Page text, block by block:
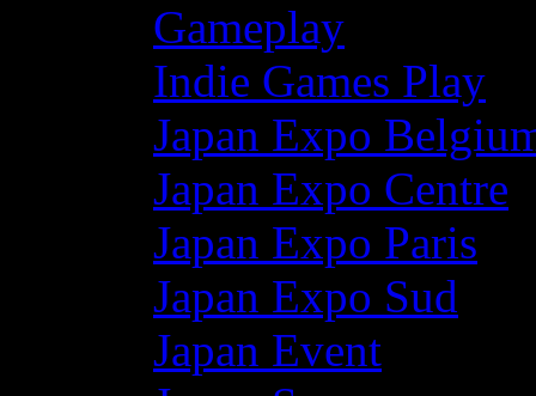
Gameplay
Indie Games Play
Japan Expo
Japan Expo Centre
Japan Expo Paris
Japan Expo Sud
Japan Event